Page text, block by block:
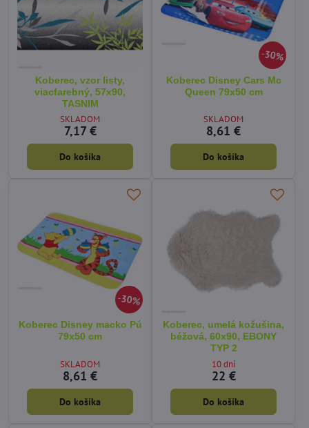
Koberec, vzor listy,
viacfarebný, 57x90,
TASNIM
SKLADOM
7,17 €
Do košíka
30%
Koberec Disney Cars Mc
Queen 79x50 cm
SKLADOM
8,61 €
Do košíka
30%
Koberec Disney macko Pú
79x50 cm
SKLADOM
8,61 €
Do košíka
Koberec, umelá kožušina,
béžová, 60x90, EBONY
TYP 2
10 dní
22 €
Do košíka